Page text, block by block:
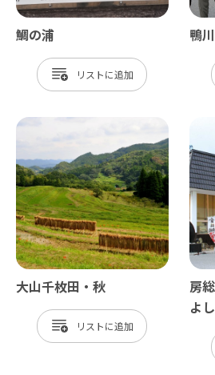
鯛の浦
リスト
鴨
大山千枚田・秋
リスト
房
よ